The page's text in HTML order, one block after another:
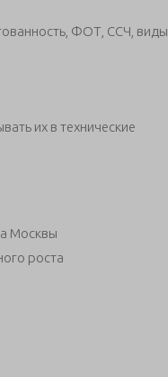
ФОТ, ССЧ, виды
их в технические
Москвы
роста